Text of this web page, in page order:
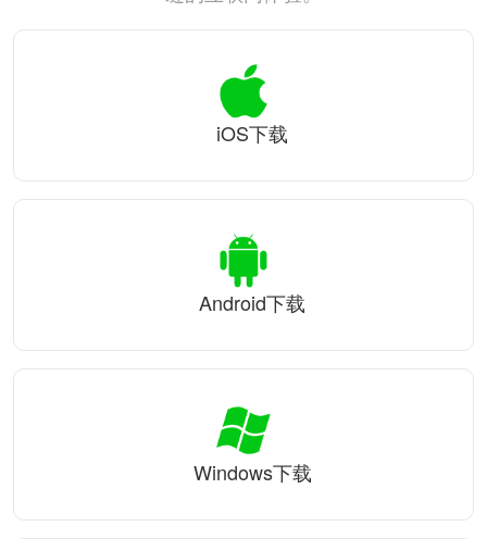
iOS下载
Android下载
Windows下载